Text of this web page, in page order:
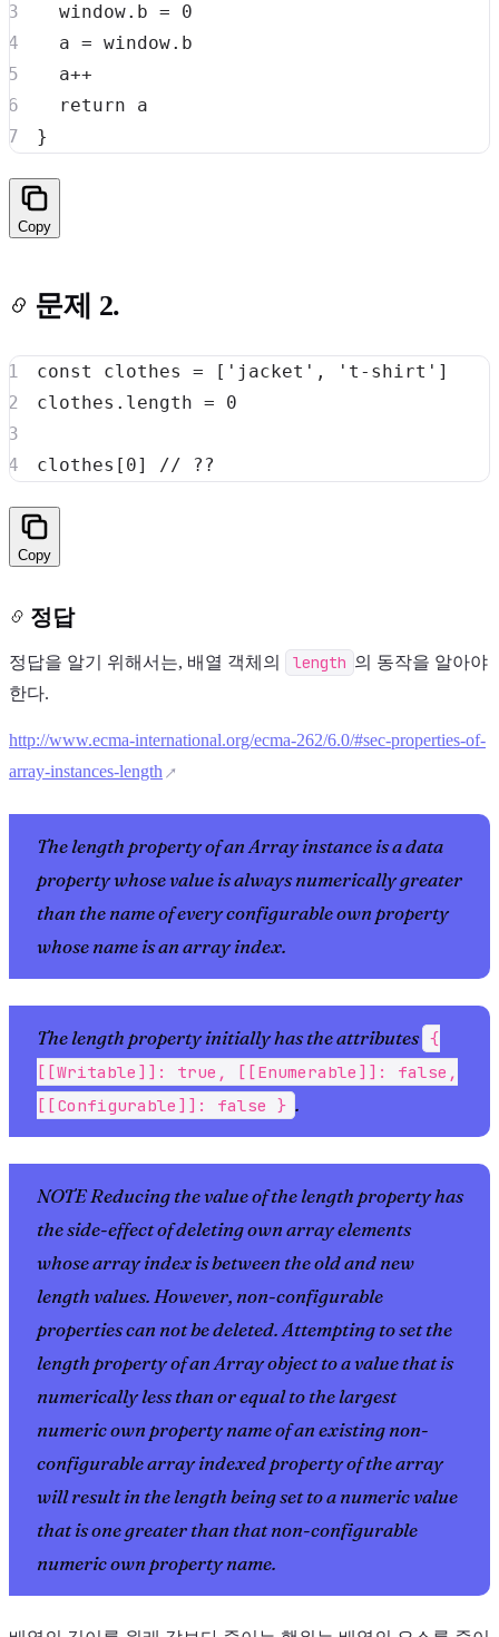
window. b =
0
  a
= window. b
  a
++
return
}
Copy
문제 2.
const clothes = [ 'jacket' , 't-shirt' ]
clothes . length = 0
clothes [ 0] // ??
Copy
정답
정답을 알기 위해서는, 배열 객체의 length 의 동작을 알아야
한다.
http://www.ecma-international.org/ecma-262/6.0/#sec-properties-of-
array-instances-length
The length property of an Array instance is a data
property whose value is always numerically greater
than the name of every configurable own property
whose name is an array index.
The length property initially has the attributes {
[[Writable]]: true, [[Enumerable]]: false,
[[Configurable]]: false } .
NOTE Reducing the value of the length property has
the side-effect of deleting own array elements
whose array index is between the old and new
length values. However, non-configurable
properties can not be deleted. Attempting to set the
length property of an Array object to a value that is
numerically less than or equal to the largest
numeric own property name of an existing non-
configurable array indexed property of the array
will result in the length being set to a numeric value
that is one greater than that non-configurable
numeric own property name.